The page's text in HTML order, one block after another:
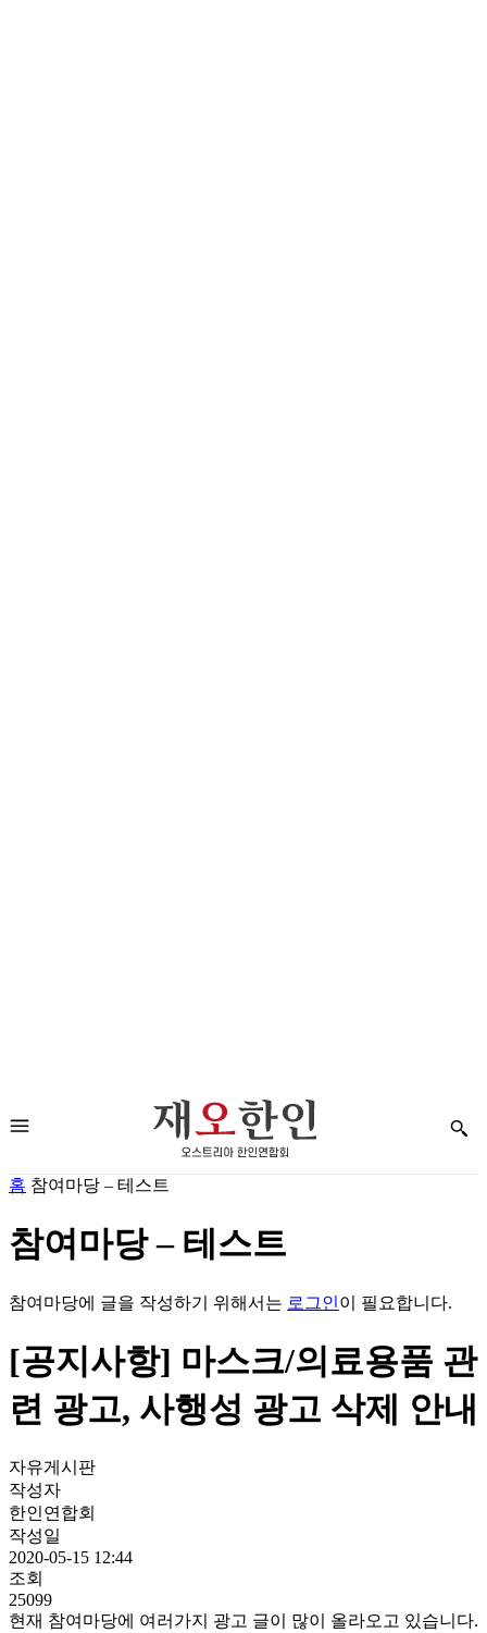
홈 참여마당 – 테스트
참여마당 – 테스트
참여마당에 글을 작성하기 위해서는 로그인이 필요합니다.
[공지사항] 마스크/의료용품 관
련 광고, 사행성 광고 삭제 안내
자유게시판
작성자
한인연합회
작성일
2020-05-15 12:44
조회
25099
현재 참여마당에 여러가지 광고 글이 많이 올라오고 있습니다.